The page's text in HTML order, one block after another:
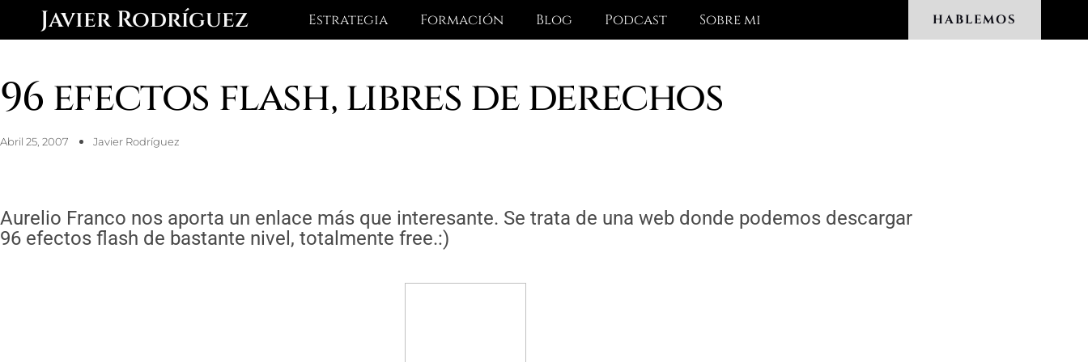
Javier Rodríguez Estrategia Formación Blog Podcast Sobre mi HABLEMOS
96 efectos flash, libres de derechos
Abril 25, 2007 Javier Rodríguez
Aurelio Franco nos aporta un enlace más que interesante. Se trata de una web donde podemos descargar
96 efectos flash de bastante nivel, totalmente free.:)